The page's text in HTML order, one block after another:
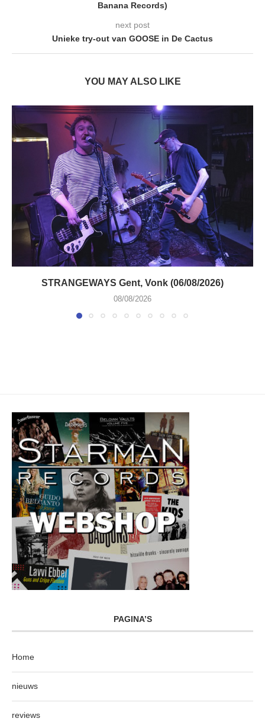
Banana Records)
next post
Unieke try-out van GOOSE in De Cactus
YOU MAY ALSO LIKE
STRANGEWAYS Gent, Vonk (06/08/2026)
08/08/2026
PAGINA’S
Home
nieuws
reviews